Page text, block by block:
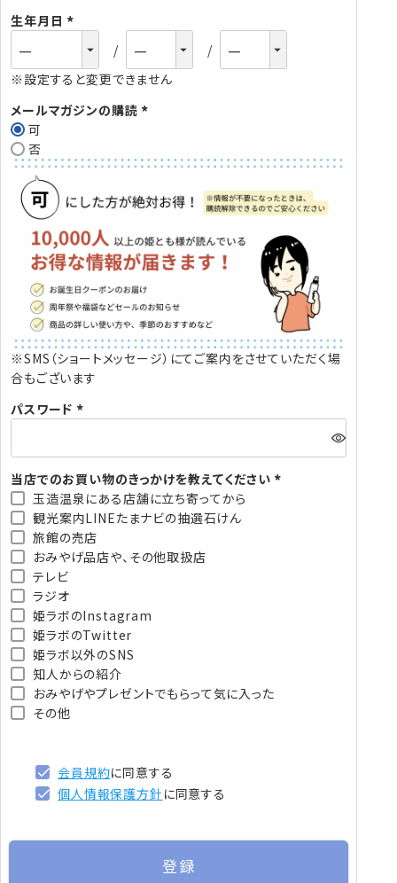
生年月日
須
)
※設定すると変更できません
メールマガジンの購読
須
)
可
否
※SMS（ショートメッセージ）にてご案内をさせていただく場
合もございます
パスワード
須
)
当店でのお買い物のきっかけを教えてください
玉造温泉にある店舗に立ち寄ってから
観光案内LINEたまナビの抽選石けん
旅館の売店
おみやげ品店や、その他取扱店
テレビ
ラジオ
姫ラボのInstagram
姫ラボのTwitter
姫ラボ以外のSNS
知人からの紹介
おみやげやプレゼントでもらって気に入った
その他
会員規約に同意する
個人情報保護方針 に同意する
登録